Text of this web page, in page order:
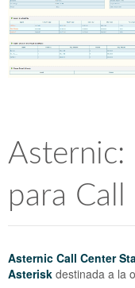
Asternic:
para Call
Asternic Call Center
Asterisk destinada a la